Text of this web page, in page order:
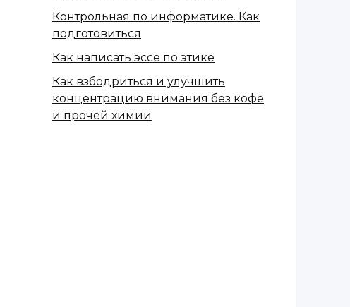
Контрольная по информатике. Как
подготовиться
Как написать эссе по этике
Как взбодриться и улучшить
концентрацию внимания без кофе
и прочей химии